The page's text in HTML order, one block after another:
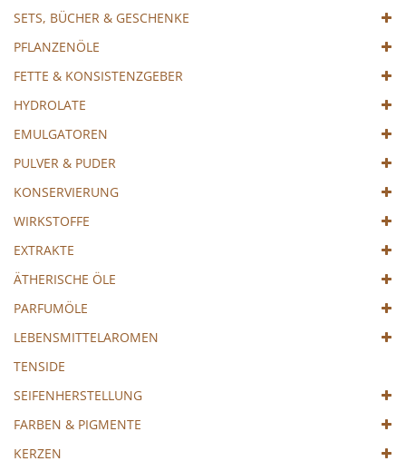
SETS, BÜCHER & GESCHENKE
PFLANZENÖLE
FETTE & KONSISTENZGEBER
HYDROLATE
EMULGATOREN
PULVER & PUDER
KONSERVIERUNG
WIRKSTOFFE
EXTRAKTE
ÄTHERISCHE ÖLE
PARFUMÖLE
LEBENSMITTELAROMEN
TENSIDE
SEIFENHERSTELLUNG
FARBEN & PIGMENTE
KERZEN